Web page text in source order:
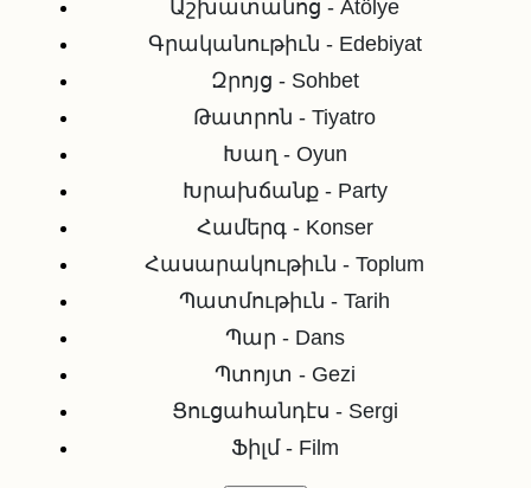
Աշխատանոց - Atölye
Գրականութիւն - Edebiyat
Զրոյց - Sohbet
Թատրոն - Tiyatro
Խաղ - Oyun
Խրախճանք - Party
Համերգ - Konser
Հասարակութիւն - Toplum
Պատմութիւն - Tarih
Պար - Dans
Պտոյտ - Gezi
Ցուցահանդէս - Sergi
Ֆիլմ - Film